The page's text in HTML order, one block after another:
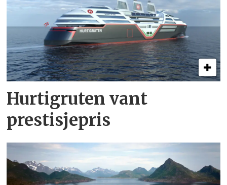
Hurtigruten vant
prestisjepris